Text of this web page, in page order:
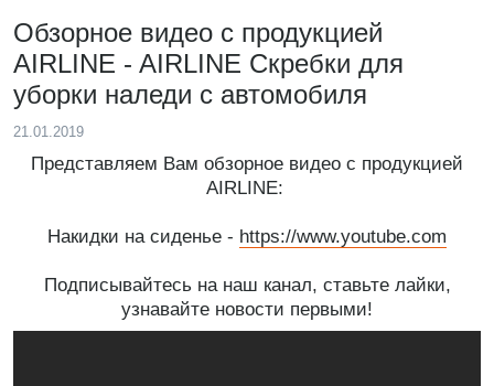
Обзорное видео с продукцией
AIRLINE - AIRLINE Скребки для
уборки наледи с автомобиля
21.01.2019
Представляем Вам обзорное видео с продукцией
AIRLINE:
Накидки на сиденье - https://www.youtube.com
Подписывайтесь на наш канал, ставьте лайки,
узнавайте новости первыми!